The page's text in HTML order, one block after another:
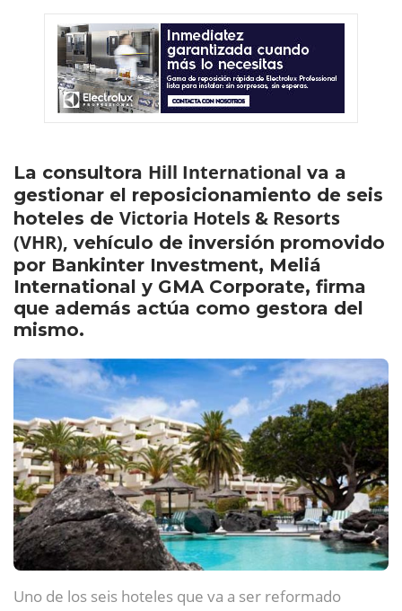
La consultora Hill International va a
gestionar el reposicionamiento de seis
hoteles de Victoria Hotels & Resorts
(VHR), vehículo de inversión promovido
por Bankinter Investment, Meliá
International y GMA Corporate, firma
que además actúa como gestora del
mismo.
Uno de los seis hoteles que va a ser reformado